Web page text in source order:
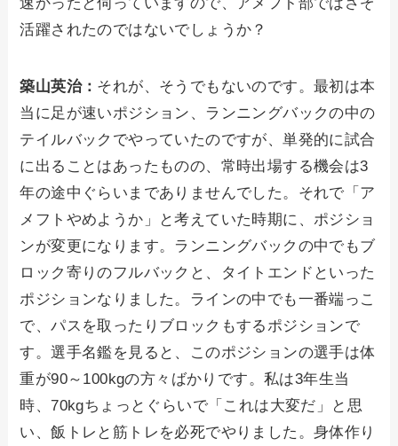
活躍されたのではないでしょうか？
築山英治： それが、そうでもないのです。最初は本
当に足が速いポジション、ランニングバックの中の
テイルバックでやっていたのですが、単発的に試合
に出ることはあったものの、常時出場する機会は3
年の途中ぐらいまでありませんでした。それで「ア
メフトやめようか」と考えていた時期に、ポジショ
ンが変更になります。ランニングバックの中でもブ
ロック寄りのフルバックと、タイトエンドといった
ポジションなりました。ラインの中でも一番端っこ
で、パスを取ったりブロックもするポジションで
す。選手名鑑を見ると、このポジションの選手は体
重が90～100kgの方々ばかりです。私は3年生当
時、70kgちょっとぐらいで「これは大変だ」と思
い、飯トレと筋トレを必死でやりました。身体作り